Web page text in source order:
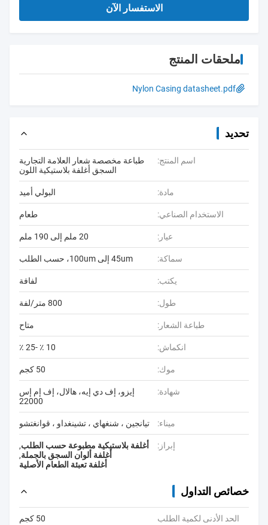
الاستفسار الآن
ملحقات المنتج
Nylon Casing datasheet.pdf
تحديد
اسم المنتج:
طباعة مخصصة شعار العلامة التجارية
السجق أغلفة بلاستيكية اللون
مادة: البولي أميد
الاستخدام الصناعي: طعام
عيار: 20 ملم إلى 190 ملم
سماكة: 45um إلى 100um، حسب الطلب
يكتب: لفافة
طول: 800 متر/لفة
طباعة الشعار: متاح
انكماش: 10 ٪ -25 ٪
موك: 50 كجم
شهادة:
إيزو، إف دي إيه، هالال، إف إم إس
22000
ميناء: تيانجين ، شنغهاي ، تشينغداو ، قوانغتشو
إبراز: أغلفة بلاستيكية مطبوعة حسب الطلب,
أغلفة ألوان السجق بالجملة,
أغلفة تعبئة الطعام الأصلية
خصائص التداول
الحد الأدنى لكمية الطلب 50 كجم